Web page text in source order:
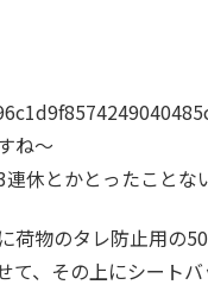
ね～
休とかとったことな
荷物のタレ防止用の
て、その上にシート